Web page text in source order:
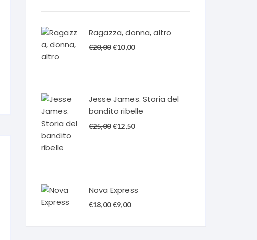
€18,00.€9,00.
Ragazza, donna, altro
€20,00 Il
€20,00.
€10,00Il
€10,00.
Jesse James. Storia del
bandito ribelle
€25,00 Il
€12,50Il
Nova Express
€18,00 Il
€9,00Il